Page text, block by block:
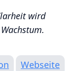
wird
Webseite